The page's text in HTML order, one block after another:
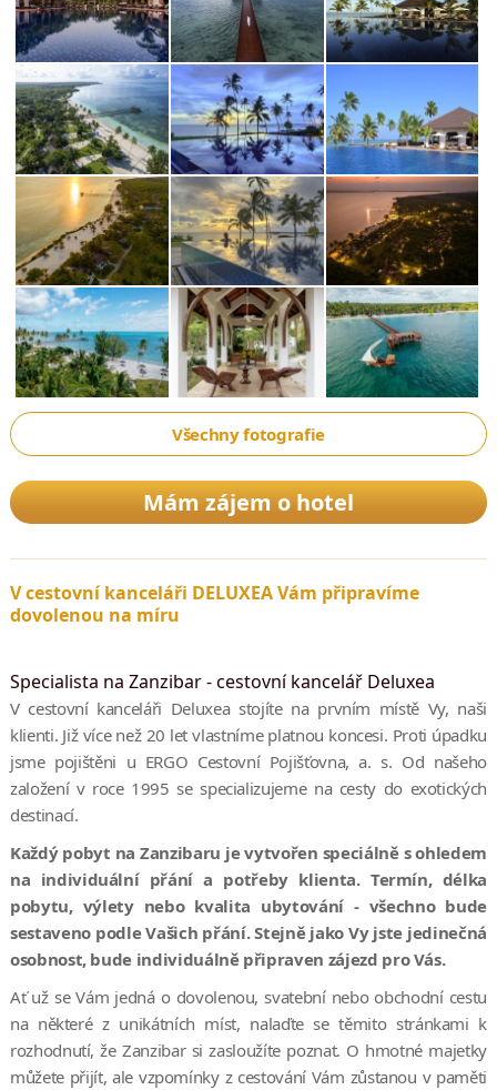
Všechny fotografie
Mám zájem o hotel
V cestovní kanceláři DELUXEA Vám připravíme
dovolenou na míru
Specialista na Zanzibar - cestovní kancelář Deluxea
V cestovní kanceláři Deluxea stojíte na prvním místě Vy, naši
klienti. Již více než 20 let vlastníme platnou koncesi. Proti úpadku
jsme pojištěni u ERGO Cestovní Pojišťovna, a. s. Od našeho
založení v roce 1995 se specializujeme na cesty do exotických
destinací.
Každý pobyt na Zanzibaru je vytvořen speciálně s ohledem
na individuální přání a potřeby klienta. Termín, délka
pobytu, výlety nebo kvalita ubytování - všechno bude
sestaveno podle Vašich přání. Stejně jako Vy jste jedinečná
osobnost, bude individuálně připraven zájezd pro Vás.
Ať už se Vám jedná o dovolenou, svatební nebo obchodní cestu
na některé z unikátních míst, nalaďte se těmito stránkami k
rozhodnutí, že Zanzibar si zasloužíte poznat. O hmotné majetky
můžete přijít, ale vzpomínky z cestování Vám zůstanou v paměti